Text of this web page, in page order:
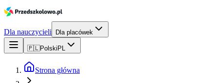
Dla nauczycieli Dla placówek
🇵🇱Polski PL
Strona główna